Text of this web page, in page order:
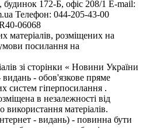
172-Б, офіс 208/1 E-mail:
Телефон: 044-205-43-00
06068
матеріалів, розміщених на
посилання на
зі сторінки « Новини України
видань - обов'язкове пряме
систем гіперпосилання .
в незалежності від
використання матеріалів.
- видань) - повинна бути